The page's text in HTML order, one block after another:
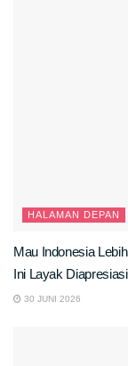
HALAMAN DEPAN
Mau Indonesia
Ini Layak Diapresiasi
30 JUNI 2026